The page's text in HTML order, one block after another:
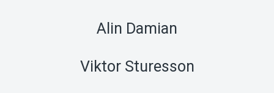
Alin Damian
Viktor Sturesson